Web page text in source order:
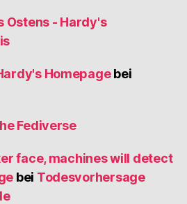
Ostens - Hardy's
Homepagebei
Fediverse
face, machines will detect
bei Todesvorhersage